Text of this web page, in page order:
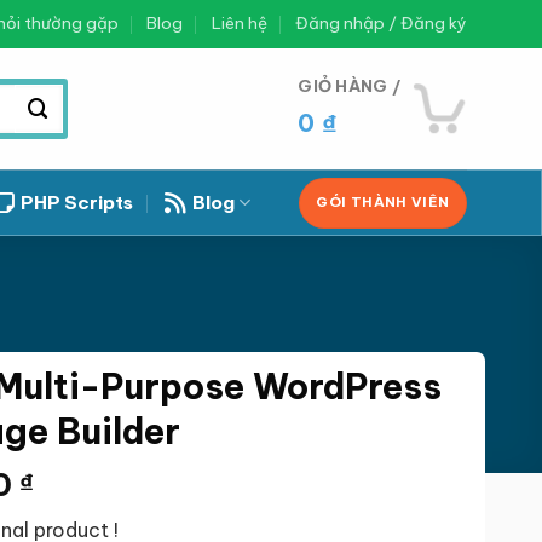
thường gặp Blog Liên hệ Đăng nhập / Đăng ký
GIỎ HÀNG /
0 ₫
PHP Scripts Blog GÓI THÀNH VIÊN
Purpose WordPress
Builder
₫Giá
hiện
product !